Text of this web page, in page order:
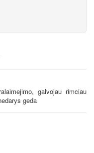
galvojau rimciau
geda